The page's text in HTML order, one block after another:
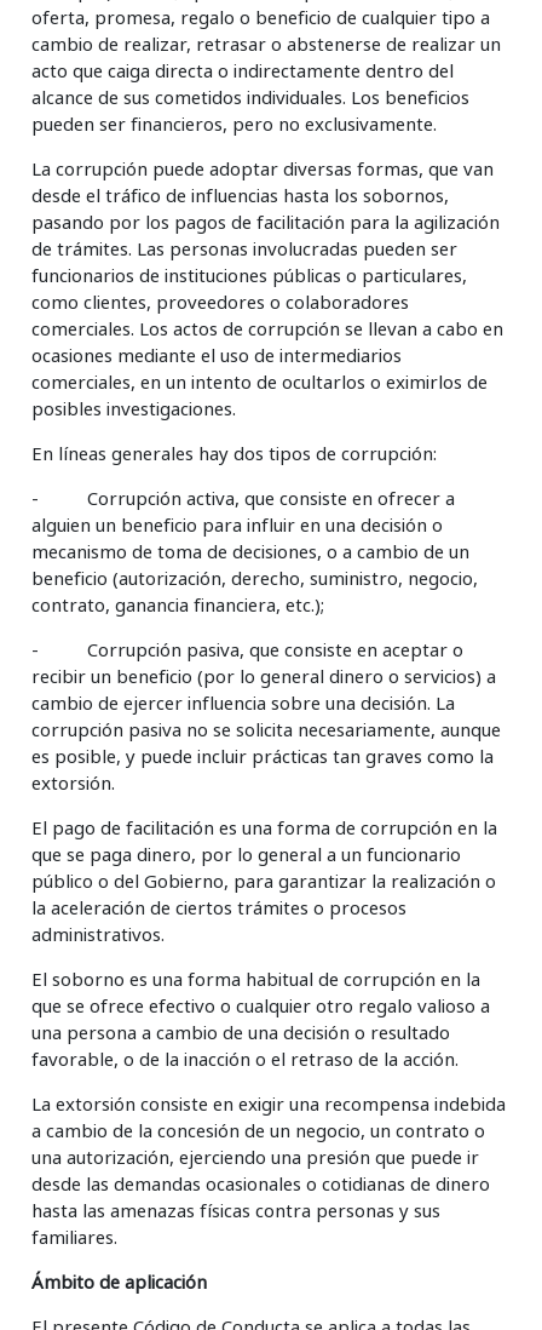
oferta, promesa, regalo o beneficio de cualquier tipo a
cambio de realizar, retrasar o abstenerse de realizar un
acto que caiga directa o indirectamente dentro del
alcance de sus cometidos individuales. Los beneficios
pueden ser financieros, pero no exclusivamente.
La corrupción puede adoptar diversas formas, que van
desde el tráfico de influencias hasta los sobornos,
pasando por los pagos de facilitación para la agilización
de trámites. Las personas involucradas pueden ser
funcionarios de instituciones públicas o particulares,
como clientes, proveedores o colaboradores
comerciales. Los actos de corrupción se llevan a cabo en
ocasiones mediante el uso de intermediarios
comerciales, en un intento de ocultarlos o eximirlos de
posibles investigaciones.
En líneas generales hay dos tipos de corrupción:
- Corrupción activa, que consiste en ofrecer a
alguien un beneficio para influir en una decisión o
mecanismo de toma de decisiones, o a cambio de un
beneficio (autorización, derecho, suministro, negocio,
contrato, ganancia financiera, etc.);
- Corrupción pasiva, que consiste en aceptar o
recibir un beneficio (por lo general dinero o servicios) a
cambio de ejercer influencia sobre una decisión. La
corrupción pasiva no se solicita necesariamente, aunque
es posible, y puede incluir prácticas tan graves como la
extorsión.
El pago de facilitación es una forma de corrupción en la
que se paga dinero, por lo general a un funcionario
público o del Gobierno, para garantizar la realización o
la aceleración de ciertos trámites o procesos
administrativos.
El soborno es una forma habitual de corrupción en la
que se ofrece efectivo o cualquier otro regalo valioso a
una persona a cambio de una decisión o resultado
favorable, o de la inacción o el retraso de la acción.
La extorsión consiste en exigir una recompensa indebida
a cambio de la concesión de un negocio, un contrato o
una autorización, ejerciendo una presión que puede ir
desde las demandas ocasionales o cotidianas de dinero
hasta las amenazas físicas contra personas y sus
familiares.
Ámbito de aplicación